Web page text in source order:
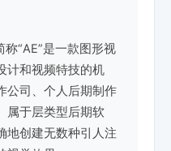
“AE”是一款图形视
计和视频特技的机
公司、个人后期制作
属于层类型后期软
地创建无数种引人注